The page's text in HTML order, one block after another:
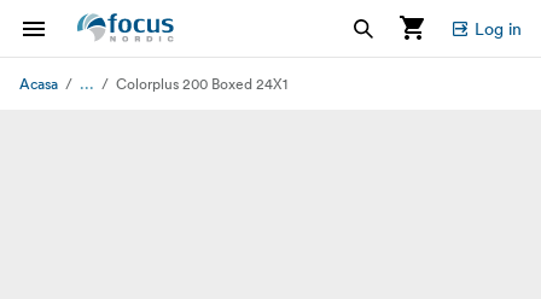
Log in
Acasa ... Colorplus 200 Boxed 24X1